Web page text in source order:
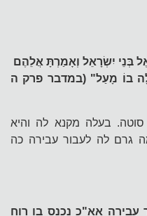
בְּנֵי יִשְׂרָאֵל וְאָמַרְתָּ אֲלֵהֶם
בוֹ מָעַל" (במדבר פרק ה
בעלה מקנא לה והיא
גרם לה לעבור עבירה כה
עבירה אא"כ נכנס בו רוח